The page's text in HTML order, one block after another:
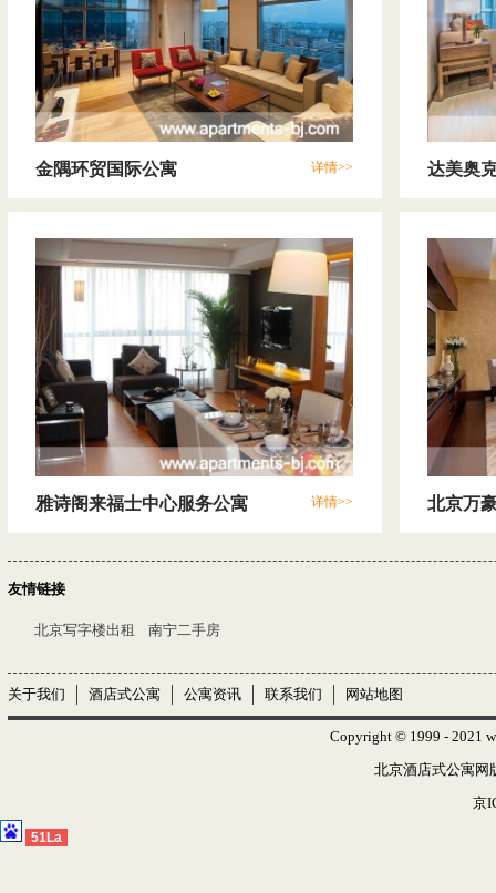
金隅环贸国际公寓 详情>> 达美奥
雅诗阁来福士中心服务公寓 详情>> 北京万
友情链接
北京写字楼出租 南宁二手房
关于我们 酒店式公寓 公寓资讯 联系我们 网站地图
Copyright © 1999 - 2021
北京酒店式公寓网
京
51La